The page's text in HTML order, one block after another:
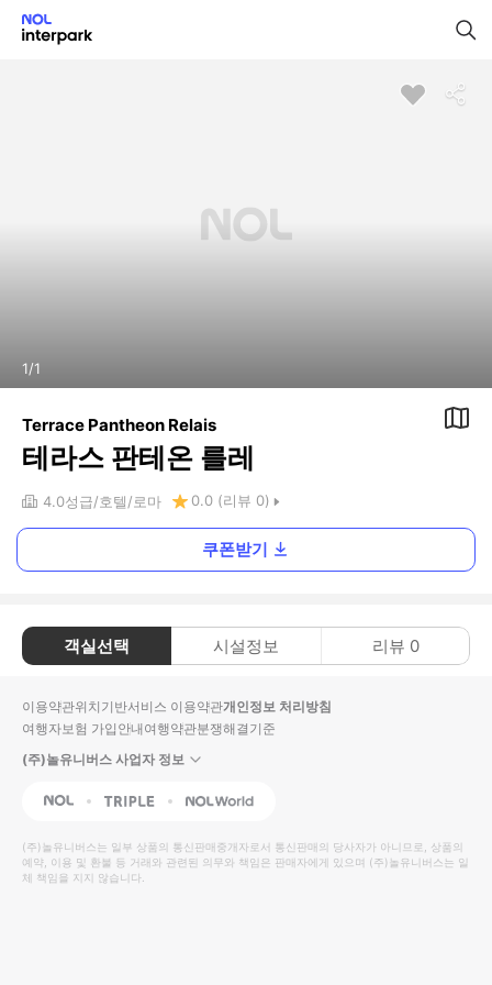
1/1
Terrace Pantheon Relais
테라스 판테온 를레
4.0성급 호텔 로마 0.0 (리뷰 0)
쿠폰받기
객실선택 시설정보 리뷰 0
이용약관위치기반서비스 이용약관개인정보 처리방침
여행자보험 가입안내여행약관분쟁해결기준
(주)놀유니버스 사업자 정보
NOL Triple Interpark Global
(주)놀유니버스는 일부 상품의 통신판매중개자로서 통신판매의 당사자가 아니므로, 상품의
예약, 이용 및 환불 등 거래와 관련된 의무와 책임은 판매자에게 있으며 (주)놀유니버스는 일
체 책임을 지지 않습니다.